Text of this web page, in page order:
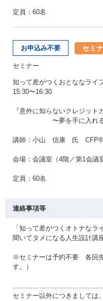
定員：60名
お申込み不要 セミ
セミナー
知って差がつくおとななラ
15:30〜16:30
『意外に知らないクレジット
〜夢を手に入れる上
講師：小山 信康 氏 CFP®（
会場：会議室（4階／第1会議
定員：60名
連絡事項等
「知って差がつくオトナなラ
聞いてタメになる人生設計講
※セミナーは予約不要 各回
す。）
セミナー以外につきましては、